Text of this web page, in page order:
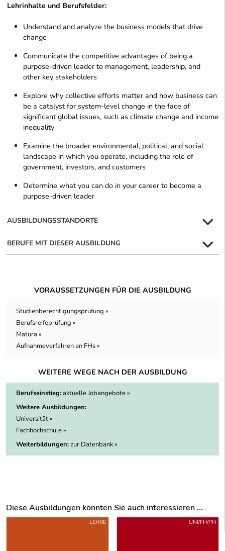
Lehrinhalte und Berufsfelder:
Understand and analyze the business models that drive
change
Communicate the competitive advantages of being a
purpose-driven leader to management, leadership, and
other key stakeholders
Explore why collective efforts matter and how business can
be a catalyst for system-level change in the face of
significant global issues, such as climate change and income
inequality
Examine the broader environmental, political, and social
landscape in which you operate, including the role of
government, investors, and customers
Determine what you can do in your career to become a
purpose-driven leader
AUSBILDUNGSSTANDORTE
BERUFE MIT DIESER AUSBILDUNG
VORAUSSETZUNGEN FÜR DIE AUSBILDUNG
Studienberechtigungsprüfung »
Berufsreifeprüfung »
Matura »
Aufnahmeverfahren an FHs »
WEITERE WEGE NACH DER AUSBILDUNG
Berufseinstieg:aktuelle Jobangebote »
Weitere Ausbildungen:
Universität »
Fachhochschule »
Weiterbildungen:zur Datenbank »
Diese Ausbildungen könnten Sie auch interessieren ...
Uber weitere Ausbildungsvorschläge
LEHRE UNI/FH/PH